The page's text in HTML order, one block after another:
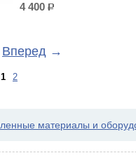
4 400 р.
Вперед →
1 2
материалы и